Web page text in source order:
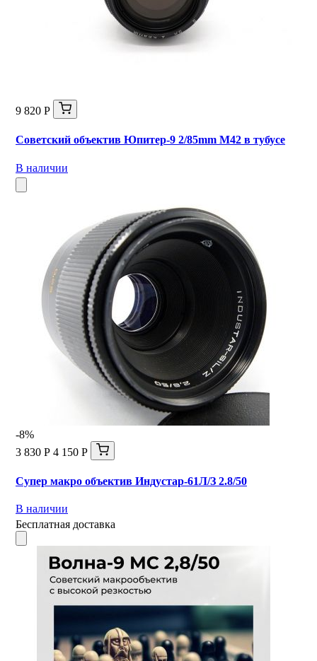
9 820 Р
Советский объектив Юпитер-9 2/85mm М42 в тубусе
В наличии
-8%
3 830 Р 4 150 Р
Супер макро объектив Индустар-61Л/З 2.8/50
В наличии
Бесплатная доставка